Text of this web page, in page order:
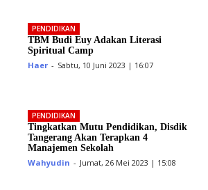
PENDIDIKAN
TBM Budi Euy Adakan Literasi
Spiritual Camp
Haer - Sabtu, 10 Juni 2023 | 16:07
PENDIDIKAN
Tingkatkan Mutu Pendidikan, Disdik
Tangerang Akan Terapkan 4
Manajemen Sekolah
Wahyudin - Jumat, 26 Mei 2023 | 15:08